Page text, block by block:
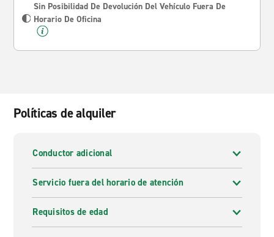
Sin Posibilidad De Devolución Del Vehículo Fuera De
Horario De Oficina
Políticas de alquiler
Conductor adicional
Servicio fuera del horario de atención
Requisitos de edad